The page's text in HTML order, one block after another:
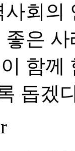
회의
좋은
함께
돕겠